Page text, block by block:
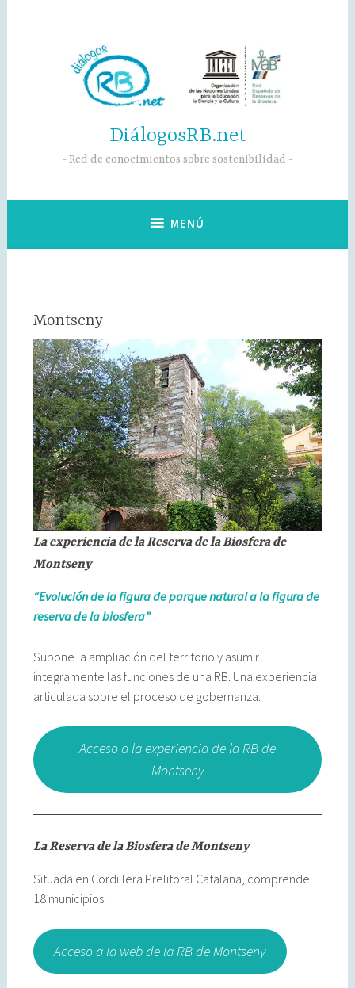
DiálogosRB.net
Red de conocimientos sobre sostenibilidad
MENÚ
Montseny
La experiencia de la Reserva de la Biosfera de
Montseny
“Evolución de la figura de parque natural a la figura de
reserva de la biosfera”
Supone la ampliación del territorio y asumir
íntegramente las funciones de una RB. Una experiencia
articulada sobre el proceso de gobernanza.
Acceso a la experiencia de la RB de
Montseny
La Reserva de la Biosfera de Montseny
Situada en Cordillera Prelitoral Catalana, comprende
18 municipios.
Acceso a la web de la RB de Montseny